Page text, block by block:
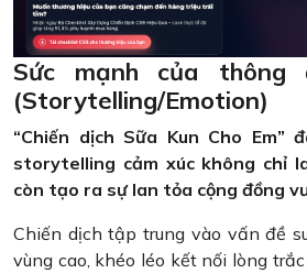
Sức mạnh của thông
(Storytelling/Emotion)
“Chiến dịch Sữa Kun Cho Em”
storytelling cảm xúc không chỉ
còn tạo ra sự lan tỏa cộng đồng
Chiến dịch tập trung vào vấn đề
vùng cao, khéo léo kết nối lòng